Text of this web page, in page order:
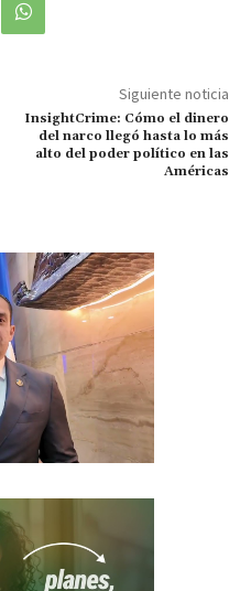
Siguiente noticia
InsightCrime: Cómo el dinero
del narco llegó hasta lo más
alto del poder político en las
Américas